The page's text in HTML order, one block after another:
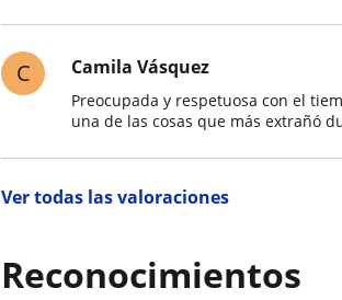
C Camila Vásquez
Preocupada y respetuosa con el
una de las cosas que más extrañó
Ver todas las valoraciones
Reconocimientos